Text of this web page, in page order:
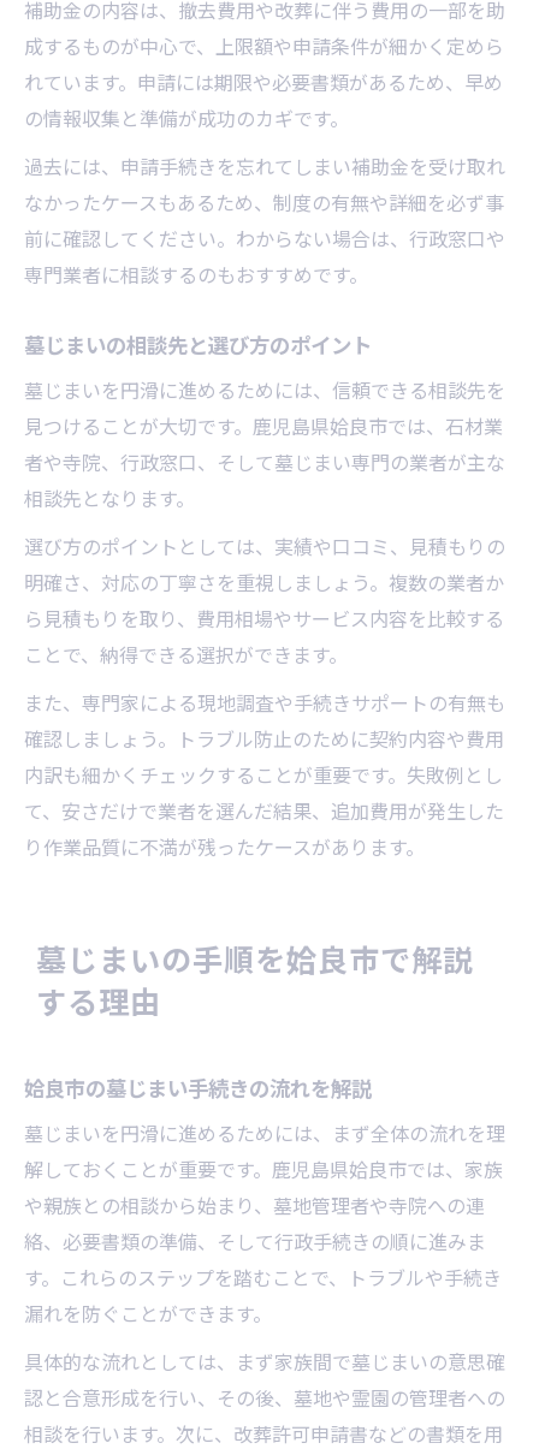
補助金の内容は、撤去費用や改葬に伴う費用の一部を助
成するものが中心で、上限額や申請条件が細かく定めら
れています。申請には期限や必要書類があるため、早め
の情報収集と準備が成功のカギです。
過去には、申請手続きを忘れてしまい補助金を受け取れ
なかったケースもあるため、制度の有無や詳細を必ず事
前に確認してください。わからない場合は、行政窓口や
専門業者に相談するのもおすすめです。
墓じまいの相談先と選び方のポイント
墓じまいを円滑に進めるためには、信頼できる相談先を
見つけることが大切です。鹿児島県姶良市では、石材業
者や寺院、行政窓口、そして墓じまい専門の業者が主な
相談先となります。
選び方のポイントとしては、実績や口コミ、見積もりの
明確さ、対応の丁寧さを重視しましょう。複数の業者か
ら見積もりを取り、費用相場やサービス内容を比較する
ことで、納得できる選択ができます。
また、専門家による現地調査や手続きサポートの有無も
確認しましょう。トラブル防止のために契約内容や費用
内訳も細かくチェックすることが重要です。失敗例とし
て、安さだけで業者を選んだ結果、追加費用が発生した
り作業品質に不満が残ったケースがあります。
墓じまいの手順を姶良市で解説
する理由
姶良市の墓じまい手続きの流れを解説
墓じまいを円滑に進めるためには、まず全体の流れを理
解しておくことが重要です。鹿児島県姶良市では、家族
や親族との相談から始まり、墓地管理者や寺院への連
絡、必要書類の準備、そして行政手続きの順に進みま
す。これらのステップを踏むことで、トラブルや手続き
漏れを防ぐことができます。
具体的な流れとしては、まず家族間で墓じまいの意思確
認と合意形成を行い、その後、墓地や霊園の管理者への
相談を行います。次に、改葬許可申請書などの書類を用